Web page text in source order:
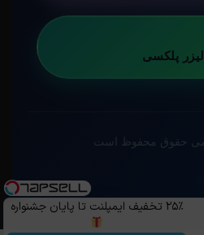
لیزر پلکسی
۲۵٪ تخفیف ایمپلنت تا پایان جشنواره